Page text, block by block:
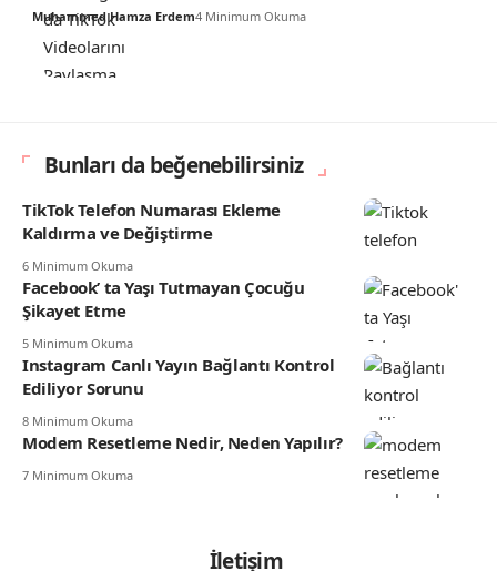
Muhammed Hamza Erdem4 Minimum Okuma
Bunları da beğenebilirsiniz
TikTok Telefon Numarası Ekleme
Kaldırma ve Değiştirme
6 Minimum Okuma
Facebook’ ta Yaşı Tutmayan Çocuğu
Şikayet Etme
5 Minimum Okuma
Instagram Canlı Yayın Bağlantı Kontrol
Ediliyor Sorunu
8 Minimum Okuma
Modem Resetleme Nedir, Neden Yapılır?
7 Minimum Okuma
İletişim